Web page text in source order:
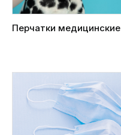
Перчатки медицинские